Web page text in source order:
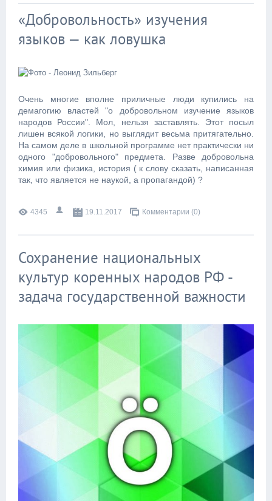
«Добровольность» изучения
языков — как ловушка
Очень многие вполне приличные люди купились на
демагогию властей "о добровольном изучение языков
народов России". Мол, нельзя заставлять. Этот посыл
лишен всякой логики, но выглядит весьма притягательно.
На самом деле в школьной программе нет практически ни
одного "добровольного" предмета. Разве добровольна
химия или физика, история ( к слову сказать, написанная
так, что является не наукой, а пропагандой) ?
4345 19.11.2017 Комментарии (0)
Сохранение национальных
культур коренных народов РФ -
задача государственной важности